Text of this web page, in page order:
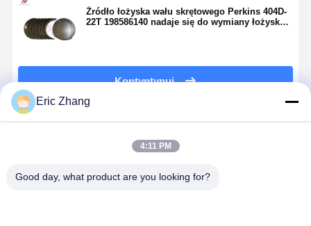
Źródło łożyska wału skrętowego Perkins 404D-
22T 198586140 nadaje się do wymiany łożyska
Kontyntynuj
Eric Zhang
4:11 PM
Good day, what product are you looking for?